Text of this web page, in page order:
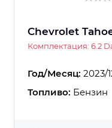
Chevrolet
Комплектация: 6.2
Год/Месяц: 2023/
Топливо: Бензин